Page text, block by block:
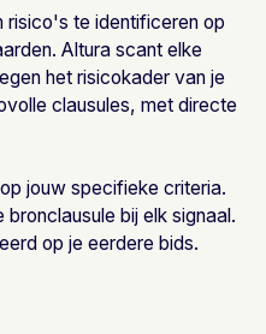
risico's te identificeren op
Altura scant elke
het risicokader van je
clausules, met directe
jouw specifieke criteria.
bij elk signaal.
op je eerdere bids.